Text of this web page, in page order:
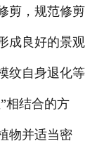
剪，规范修剪
成良好的景观
纹自身退化等
相结合的方
物并适当密